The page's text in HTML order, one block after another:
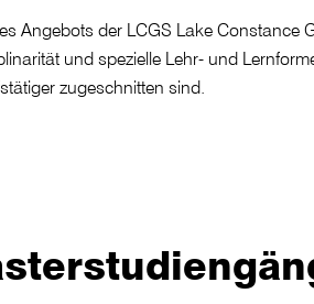
Angebots der LCGS Lake Constance
und spezielle Lehr- und
zugeschnitten sind.